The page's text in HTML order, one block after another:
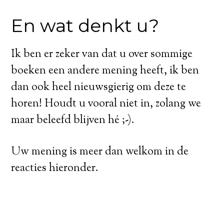
En wat denkt u?
Ik ben er zeker van dat u over sommige
boeken een andere mening heeft, ik ben
dan ook heel nieuwsgierig om deze te
horen! Houdt u vooral niet in, zolang we
maar beleefd blijven hé ;-).
Uw mening is meer dan welkom in de
reacties hieronder.